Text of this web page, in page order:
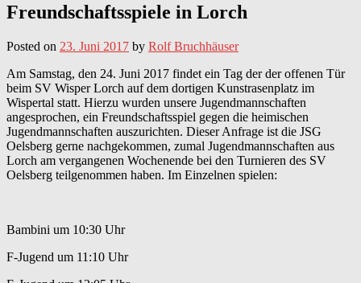
Freundschaftsspiele in Lorch
Posted on 23. Juni 2017 by Rolf Bruchhäuser
Am Samstag, den 24. Juni 2017 findet ein Tag der der offenen Tür
beim SV Wisper Lorch auf dem dortigen Kunstrasenplatz im
Wispertal statt. Hierzu wurden unsere Jugendmannschaften
angesprochen, ein Freundschaftsspiel gegen die heimischen
Jugendmannschaften auszurichten. Dieser Anfrage ist die JSG
Oelsberg gerne nachgekommen, zumal Jugendmannschaften aus
Lorch am vergangenen Wochenende bei den Turnieren des SV
Oelsberg teilgenommen haben. Im Einzelnen spielen:
Bambini um 10:30 Uhr
F-Jugend um 11:10 Uhr